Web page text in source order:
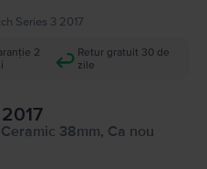
Series 3 2017
2
Retur gratuit 30 de
zile
38mm, Ca nou